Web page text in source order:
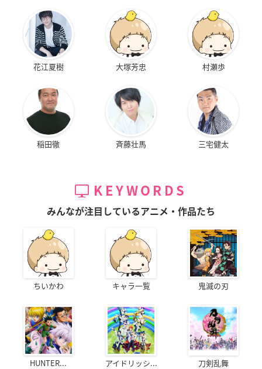
花江夏樹 大塚芳忠 村瀬歩
稲田徹 斉藤壮馬 三宅健太
KEYWORDS
みんなが注目しているアニメ・作品たち
ちいかわ キャラ一覧 鬼滅の刃
HUNTER... アイドリッシ... 刀剣乱舞